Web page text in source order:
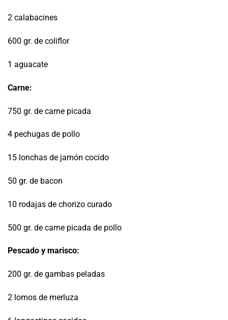
2 calabacines
600 gr. de coliflor
1 aguacate
Carne:
750 gr. de carne picada
4 pechugas de pollo
15 lonchas de jamón cocido
50 gr. de bacon
10 rodajas de chorizo curado
500 gr. de carne picada de pollo
Pescado y marisco:
200 gr. de gambas peladas
2 lomos de merluza